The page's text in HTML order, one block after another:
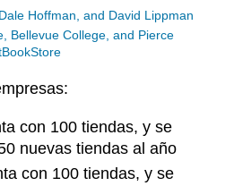
Hoffman, and David Lippman
Bellevue College, and Pierce
con 100 tiendas, y se
nuevas tiendas al año
con 100 tiendas, y se